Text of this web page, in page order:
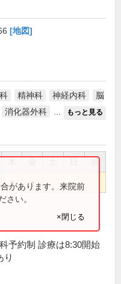
[地図]
精神科 神経内科
脳
消化器外科 もっと見る
祝
● ●
があります。来院前
さい。
×閉じる
予約制 診療は8:30開始
り